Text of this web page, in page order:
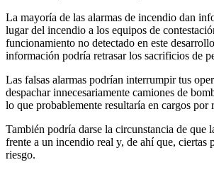
La mayoría de las alarmas de incendio dan
lugar del incendio a los equipos de
funcionamiento no detectado en este
información podría retrasar los sacrificios de
Las falsas alarmas podrían interrumpir tus
despachar innecesariamente camiones de
lo que probablemente resultaría en cargos por
También podría darse la circunstancia de que
frente a un incendio real y, de ahí que, ciertas
riesgo.